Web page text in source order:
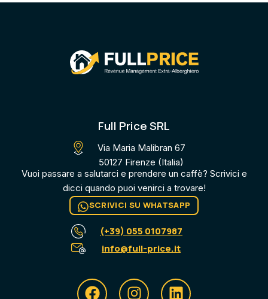
Full Price SRL
Via Maria Malibran 67
50127 Firenze (Italia)
Vuoi passare a salutarci e prendere un caffè? Scrivici e
dicci quando puoi venirci a trovare​!
SCRIVICI SU WHATSAPP
(+39) 055 0107987
info@full-price.it